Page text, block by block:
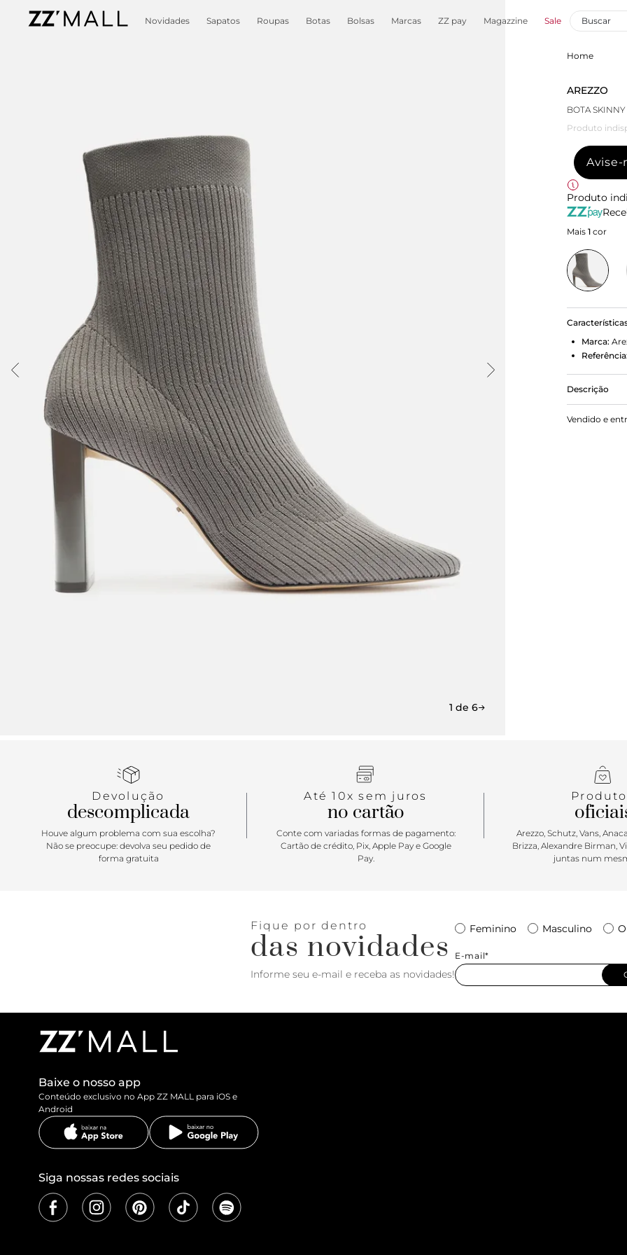
Novidades Sapatos Roupas Botas Bolsas Marcas ZZ pay Magazzine Sale
1 de 6
Home
AREZZO
BOTA
Produto
Avise-
Produto
Mais 1 cor
Marca:
Referência:
Descrição
Bota cinza
salto alto
Vendido e
Devolução
descomplicada
Houve algum problema com sua escolha?
Não se preocupe: devolva seu pedido de
forma gratuita
Até 10x sem juros
no cartão
Conte com variadas formas de pagamento:
Cartão de crédito, Pix, Apple Pay e Google
Pay.
Arezzo, Schutz, Vans,
Brizza, Alexandre Birman,
juntas num
Fique por dentro
das novidades
Informe seu e-mail e receba as novidades!
Feminino Masculino
E-mail*
Baixe o nosso app
Conteúdo exclusivo no App ZZ MALL para iOS e
Android
Siga nossas redes sociais